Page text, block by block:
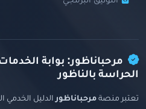
مرحباناظور: بوابة
الحراسة بالناظور
تعتبر منصة مرحباناظور الدليل